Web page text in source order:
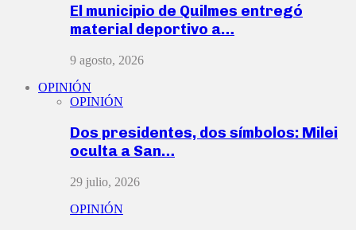
El municipio de Quilmes entregó
material deportivo a…
9 agosto, 2026
OPINIÓN
OPINIÓN
Dos presidentes, dos símbolos: Milei
oculta a San…
29 julio, 2026
OPINIÓN